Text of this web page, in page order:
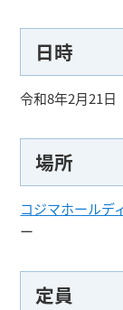
日時
令和8年2月21日
場所
コジマホールデ
ー
定員